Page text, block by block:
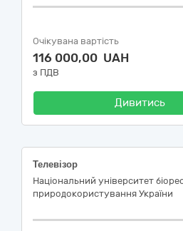
Очікувана вартість
116 000,00 UAH
з ПДВ
Дивитись
Телевізор
Національний університет
природокористування України